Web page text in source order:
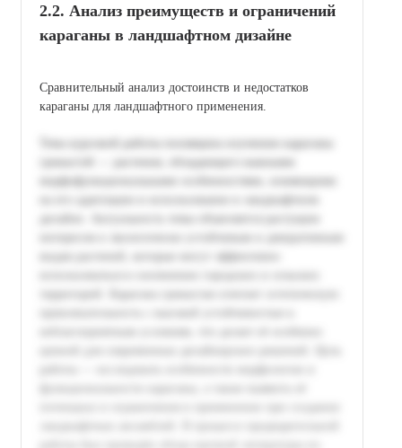
2.2. Анализ преимуществ и ограничений
караганы в ландшафтном дизайне
Сравнительный анализ достоинств и недостатков
караганы для ландшафтного применения.